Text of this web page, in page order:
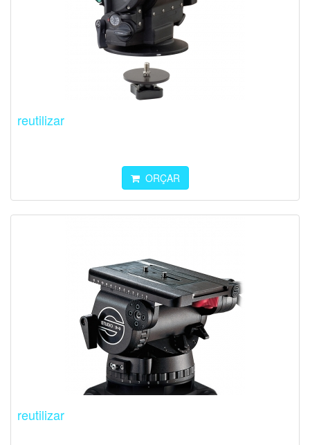
reutilizar
ORÇAR
reutilizar